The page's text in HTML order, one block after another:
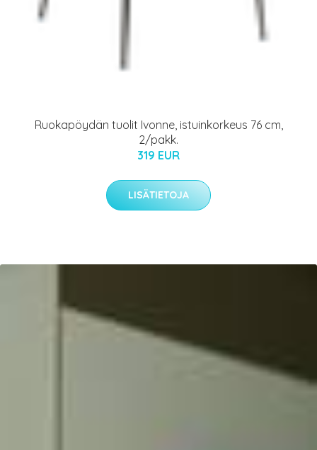
Ruokapöydän tuolit Ivonne, istuinkorkeus 76 cm,
2/pakk.
319 EUR
LISÄTIETOJA